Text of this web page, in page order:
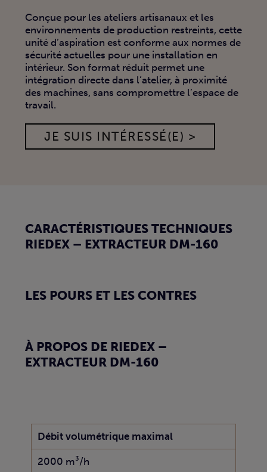
Conçue pour les ateliers artisanaux et les
environnements de production restreints, cette
unité d’aspiration est conforme aux normes de
sécurité actuelles pour une installation en
intérieur. Son format réduit permet une
intégration directe dans l’atelier, à proximité
des machines, sans compromettre l’espace de
travail.
JE SUIS INTÉRESSÉ(E) >
CARACTÉRISTIQUES TECHNIQUES
RIEDEX – EXTRACTEUR DM-160
LES POURS ET LES CONTRES
À PROPOS DE RIEDEX –
EXTRACTEUR DM-160
Débit volumétrique maximal
2000 m³/h